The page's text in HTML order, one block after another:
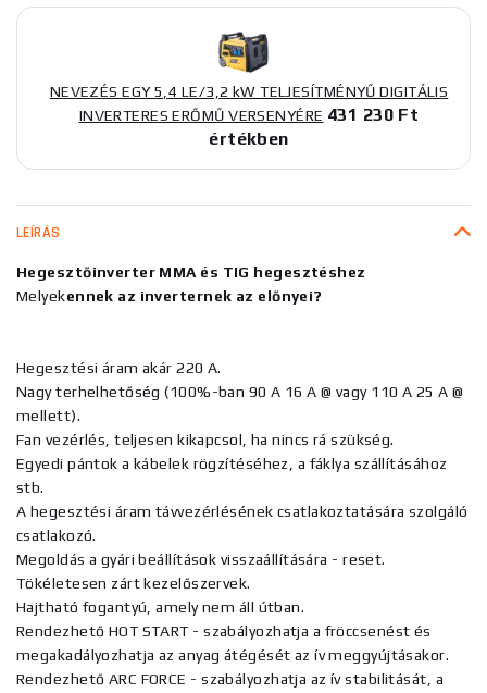
NEVEZÉS EGY 5,4 LE/3,2 kW TELJESÍTMÉNYŰ DIGITÁLIS
INVERTERES ERŐMŰ VERSENYÉRE 431 230 Ft
értékben
LEÍRÁS
Hegesztőinverter MMA és TIG hegesztéshez
Melyekennek az inverternek az előnyei?
Hegesztési áram akár 220 A.
Nagy terhelhetőség (100%-ban 90 A 16 A @ vagy 110 A 25 A @
mellett).
Fan vezérlés, teljesen kikapcsol, ha nincs rá szükség.
Egyedi pántok a kábelek rögzítéséhez, a fáklya szállításához
stb.
A hegesztési áram távvezérlésének csatlakoztatására szolgáló
csatlakozó.
Megoldás a gyári beállítások visszaállítására - reset.
Tökéletesen zárt kezelőszervek.
Hajtható fogantyú, amely nem áll útban.
Rendezhető HOT START - szabályozhatja a fröccsenést és
megakadályozhatja az anyag átégését az ív meggyújtásakor.
Rendezhető ARC FORCE - szabályozhatja az ív stabilitását, a